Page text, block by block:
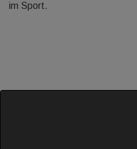
im Sport.